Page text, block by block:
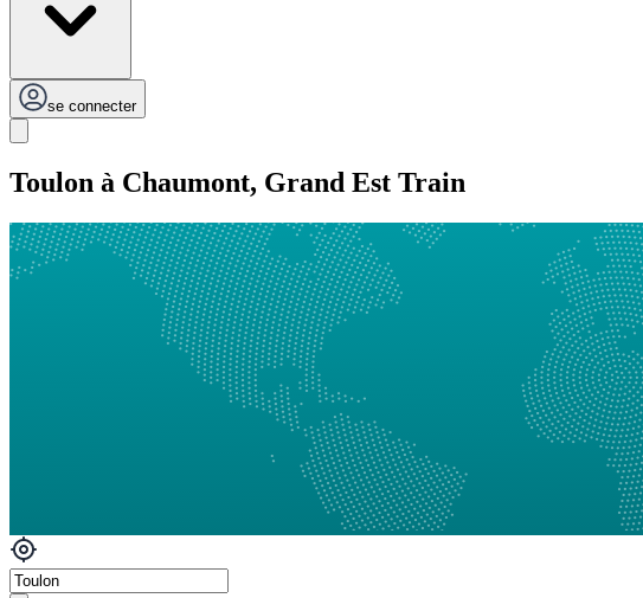
se connecter
Toulon à Chaumont, Grand Est Train